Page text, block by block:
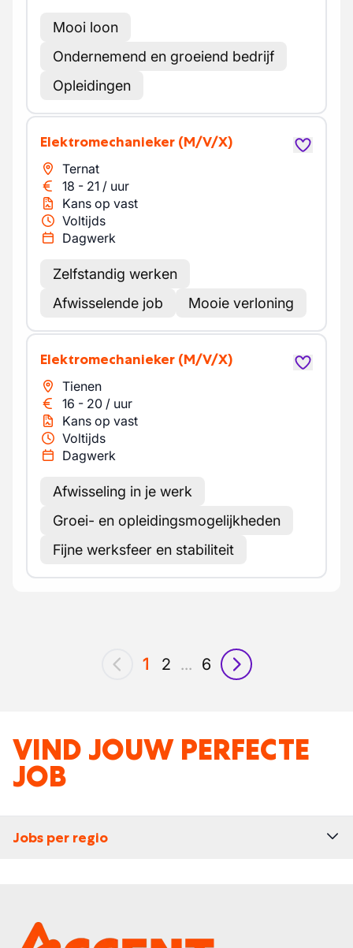
Mooi loon
Ondernemend en groeiend bedrijf
Opleidingen
Elektromechanieker (M/V/X)
Ternat
18 - 21 / uur
Kans op vast
Voltijds
Dagwerk
Zelfstandig werken
Afwisselende job
Mooie verloning
Elektromechanieker (M/V/X)
Tienen
16 - 20 / uur
Kans op vast
Voltijds
Dagwerk
Afwisseling in je werk
Groei- en opleidingsmogelijkheden
Fijne werksfeer en stabiliteit
vorig
1 2 ... 6
volgende
VIND JOUW PERFECTE
JOB
Jobs per regio